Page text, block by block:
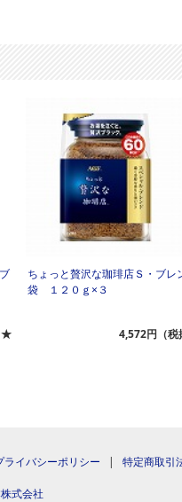
★
ちょっと贅沢な珈琲店Ｓ・ブレ
袋 １２０ｇ×３
4,572円（
ライバシーポリシー | 特定商取引
式会社